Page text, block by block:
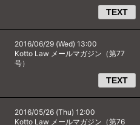
TEXT
2016/06/29 (Wed) 13:00
Kotto Law メールマガジン（第77
号）
TEXT
2016/05/26 (Thu) 12:00
Kotto Law メールマガジン（第76